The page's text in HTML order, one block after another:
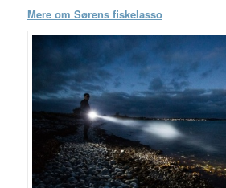
Mere om Sørens fiskelasso